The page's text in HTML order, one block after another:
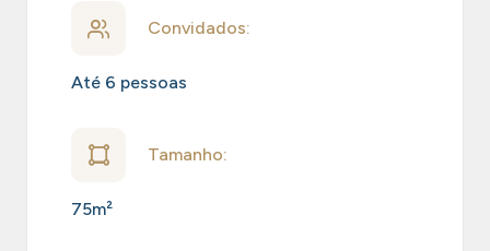
Convidados:
Até 6 pessoas
Tamanho:
75m²